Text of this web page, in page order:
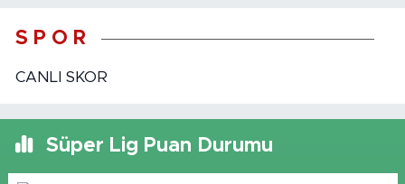
S P O R
CANLI SKOR
Süper Lig Puan Durumu